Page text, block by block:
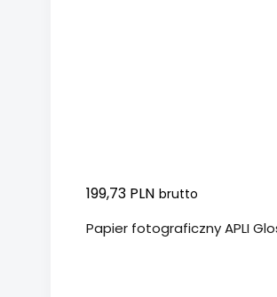
199,73 PLN brutto
Papier fotograficzny APLI